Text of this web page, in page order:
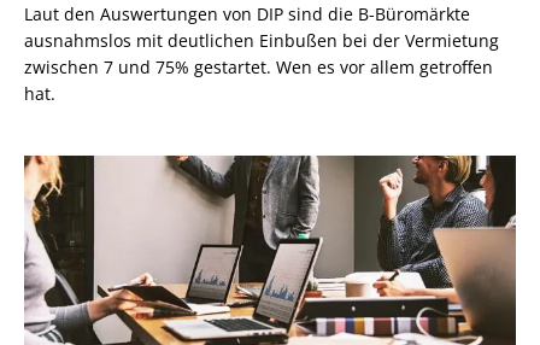
Laut den Auswertungen von DIP sind die B-Büromärkte
ausnahmslos mit deutlichen Einbußen bei der Vermietung
zwischen 7 und 75% gestartet. Wen es vor allem getroffen
hat.